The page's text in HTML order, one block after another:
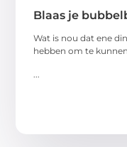
Blaas je
Wat is nou dat ene
hebben om te kunnen